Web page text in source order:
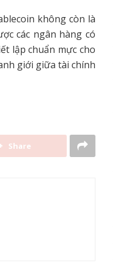
không còn là
các ngân hàng có
lập chuẩn mực cho
giới giữa tài chính
Share